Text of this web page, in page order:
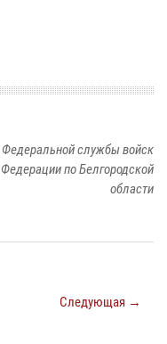
службы войск
по Белгородской
области
Следующая →